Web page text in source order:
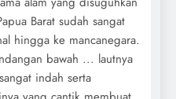
Barat sudah sangat
hingga ke mancanegara.
bawah ... lautnya
indah serta